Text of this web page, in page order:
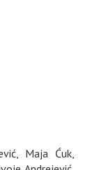
Maja Ćuk,